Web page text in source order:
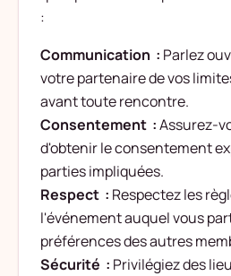
:
Communication : Parlez
votre partenaire de vos
avant toute rencontre.
Consentement :Assurez-
d'obtenir le consentement
parties impliquées.
Respect : Respectez les
l'événement auquel vous
préférences des autres
Sécurité : Privilégiez des